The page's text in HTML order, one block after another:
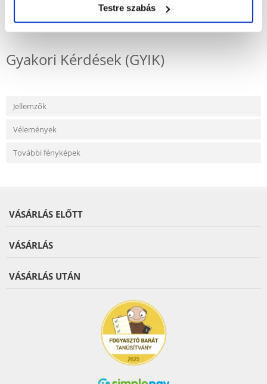
Testre szabás
KÉRDEZZ TŐLÜNK!
Gyakori Kérdések (GYIK)
Jellemzők
Vélemények
További fényképek
VÁSÁRLÁS ELŐTT
VÁSÁRLÁS
VÁSÁRLÁS UTÁN